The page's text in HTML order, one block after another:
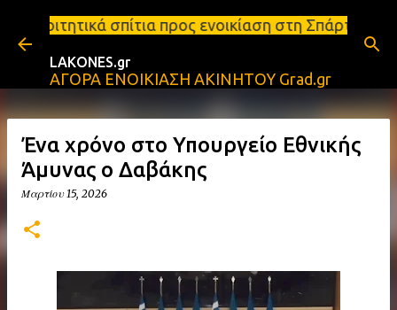
Μετάβαση στο κύριο περιεχόμενο
προς ενοικίαση στη Σπάρτη Ενοικιάσεις
LAKONES.gr
ΑΓΟΡΑ ΕΝΟΙΚΙΑΣΗ ΑΚΙΝΗΤΟΥ Grad.gr
Ένα χρόνο στο Υπουργείο Εθνικής
Άμυνας ο Δαβάκης
Μαρτίου 15, 2026